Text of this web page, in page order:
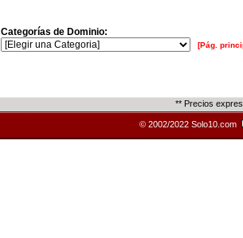
Categorías de Dominio:
[Pág.
** Precios
© 2002/2022 Solo10.com